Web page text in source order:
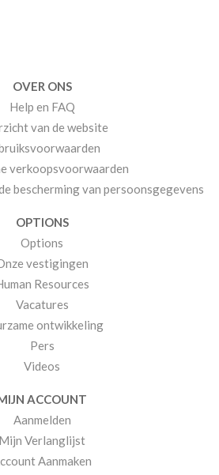
OVER ONS
Help en FAQ
van de website
verkoopsvoorwaarden
bescherming van persoonsgegevens
OPTIONS
Options
vestigingen
Resources
Vacatures
ontwikkeling
Pers
Videos
ACCOUNT
Aanmelden
Mijn Verlanglijst
Aanmaken